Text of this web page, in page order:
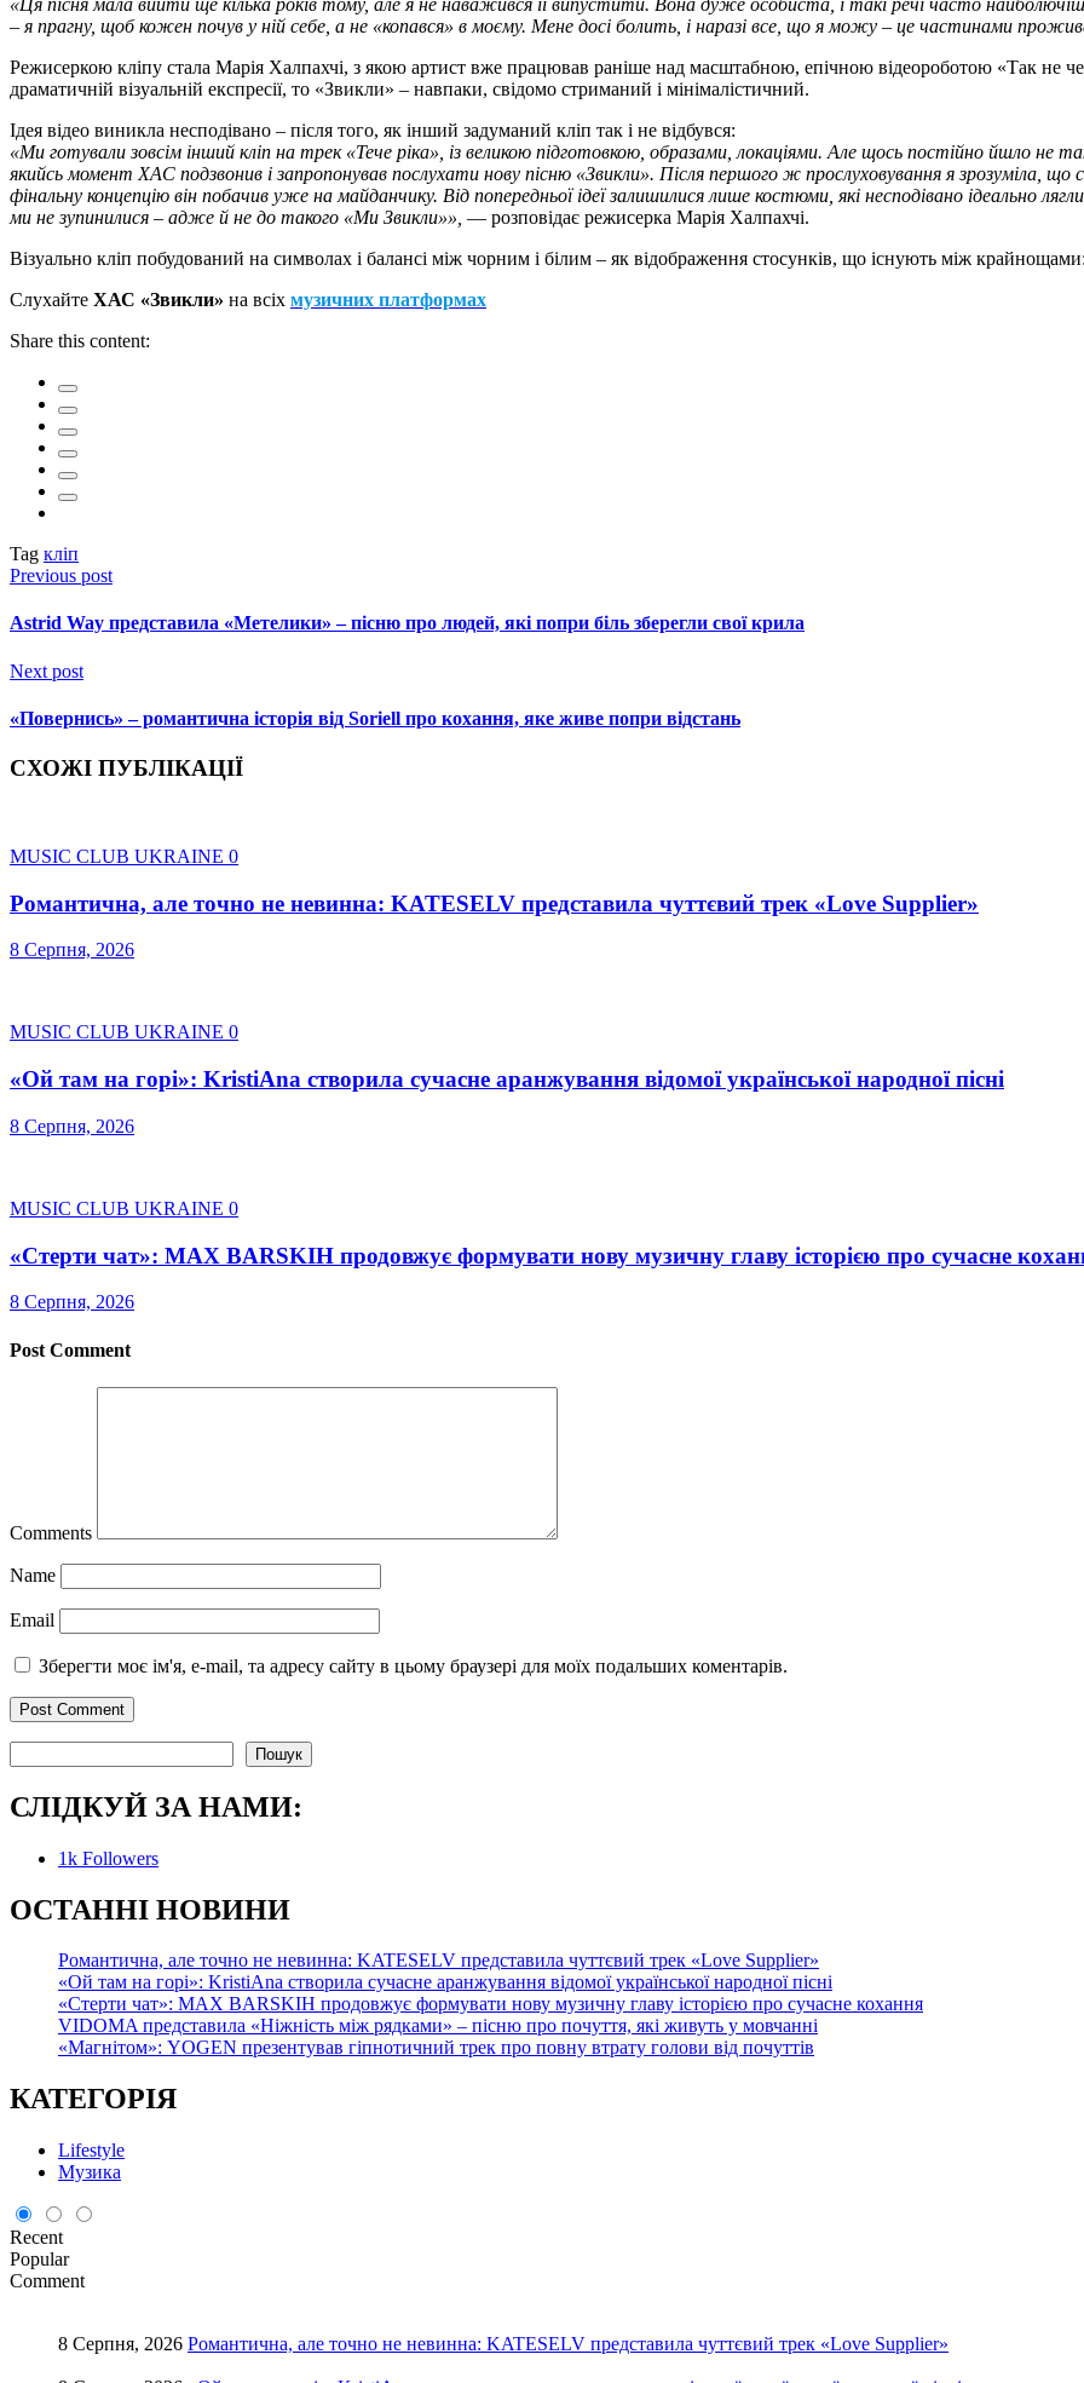
«Ця пісня мала вийти ще кілька років тому, але я не наважився її випустити. Вона дуже особиста, і такі речі часто
– я прагну, щоб кожен почув у ній себе, а не «копався» в моєму. Мене досі болить, і наразі все, що я можу – це частинами
Режисеркою кліпу стала Марія Халпахчі, з якою артист вже працював раніше над масштабною, епічною відеороботою «Так не
драматичній візуальній експресії, то «Звикли» – навпаки, свідомо стриманий і мінімалістичний.
Ідея відео виникла несподівано – після того, як інший задуманий кліп так і не відбувся:
«Ми готували зовсім інший кліп на трек «Тече ріка», із великою підготовкою, образами, локаціями. Але щось постійно йшло не
якийсь момент ХАС подзвонив і запропонував послухати нову пісню «Звикли». Після першого ж прослуховування я зрозуміла,
фінальну концепцію він побачив уже на майданчику. Від попередньої ідеї залишилися лише костюми, які несподівано ідеально
ми не зупинилися – адже й не до такого «Ми Звикли»», — розповідає режисерка Марія Халпахчі.
Візуально кліп побудований на символах і балансі між чорним і білим – як відображення стосунків, що існують між
Слухайте ХАС «Звикли» на всіх музичних платформах
Share this content:
Tag кліп
Previous post
Astrid Way представила «Метелики» – пісню про людей, які попри біль зберегли свої крила
Next post
«Повернись» – романтична історія від Soriell про кохання, яке живе попри відстань
СХОЖІ ПУБЛІКАЦІЇ
MUSIC CLUB UKRAINE 0
Романтична, але точно не невинна: KATESELV представила чуттєвий трек «Love Supplier»
8 Серпня, 2026
MUSIC CLUB UKRAINE 0
«Ой там на горі»: KristiAna створила сучасне аранжування відомої української народної пісні
8 Серпня, 2026
MUSIC CLUB UKRAINE 0
«Стерти чат»: MAX BARSKIH продовжує формувати нову музичну главу історією про сучасне
8 Серпня, 2026
Post Comment
Comments
Name
Email
Зберегти моє ім'я, e-mail, та адресу сайту в цьому браузері для моїх подальших коментарів.
Пошук
СЛІДКУЙ ЗА НАМИ:
1k Followers
ОСТАННІ НОВИНИ
Романтична, але точно не невинна: KATESELV представила чуттєвий трек «Love Supplier»
«Ой там на горі»: KristiAna створила сучасне аранжування відомої української народної пісні
«Стерти чат»: MAX BARSKIH продовжує формувати нову музичну главу історією про сучасне кохання
VIDOMA представила «Ніжність між рядками» – пісню про почуття, які живуть у мовчанні
«Магнітом»: YOGEN презентував гіпнотичний трек про повну втрату голови від почуттів
КАТЕГОРІЯ
Lifestyle
Музика
Recent
Popular
Comment
8 Серпня, 2026 Романтична, але точно не невинна: KATESELV представила чуттєвий трек «Love Supplier»